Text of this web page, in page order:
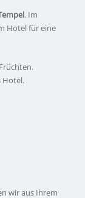
. Im
Hotel für eine
Hotel.
wir aus Ihrem